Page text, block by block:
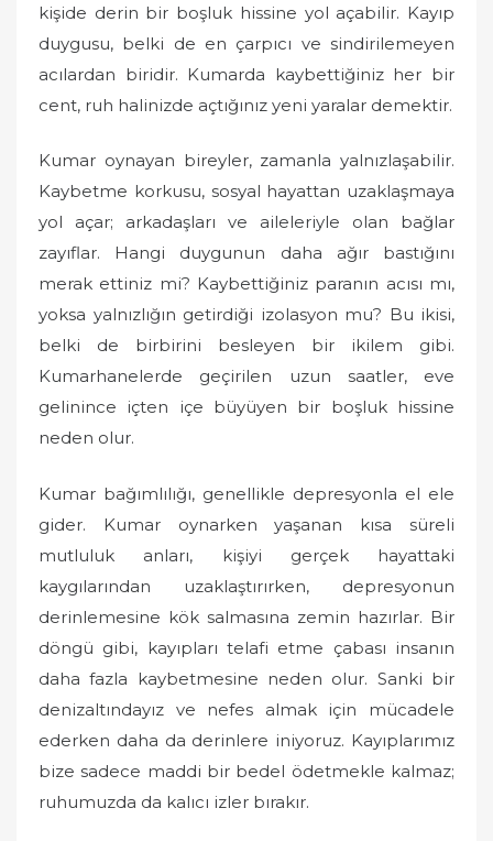
kişide derin bir boşluk hissine yol açabilir. Kayıp
duygusu, belki de en çarpıcı ve sindirilemeyen
acılardan biridir. Kumarda kaybettiğiniz her bir
cent, ruh halinizde açtığınız yeni yaralar demektir.
Kumar oynayan bireyler, zamanla yalnızlaşabilir.
Kaybetme korkusu, sosyal hayattan uzaklaşmaya
yol açar; arkadaşları ve aileleriyle olan bağlar
zayıflar. Hangi duygunun daha ağır bastığını
merak ettiniz mi? Kaybettiğiniz paranın acısı mı,
yoksa yalnızlığın getirdiği izolasyon mu? Bu ikisi,
belki de birbirini besleyen bir ikilem gibi.
Kumarhanelerde geçirilen uzun saatler, eve
gelinince içten içe büyüyen bir boşluk hissine
neden olur.
Kumar bağımlılığı, genellikle depresyonla el ele
gider. Kumar oynarken yaşanan kısa süreli
mutluluk anları, kişiyi gerçek hayattaki
kaygılarından uzaklaştırırken, depresyonun
derinlemesine kök salmasına zemin hazırlar. Bir
döngü gibi, kayıpları telafi etme çabası insanın
daha fazla kaybetmesine neden olur. Sanki bir
denizaltındayız ve nefes almak için mücadele
ederken daha da derinlere iniyoruz. Kayıplarımız
bize sadece maddi bir bedel ödetmekle kalmaz;
ruhumuzda da kalıcı izler bırakır.